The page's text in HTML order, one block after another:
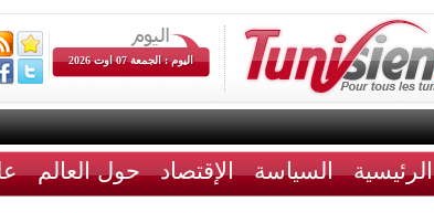
اليوم : الجمعة 07 اوت 2026
الرئيسية السياسة الإقتصاد حول العالم